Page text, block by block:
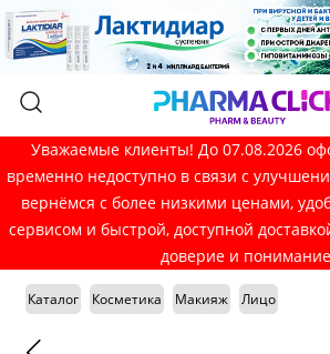
Уважаемые клиенты! До 07.08.2026
временно недоступно в связи с
вернёмся с более низкими ценами,
сервисом и быстрой, доступной
доверие и
Каталог Косметика Макияж Лицо